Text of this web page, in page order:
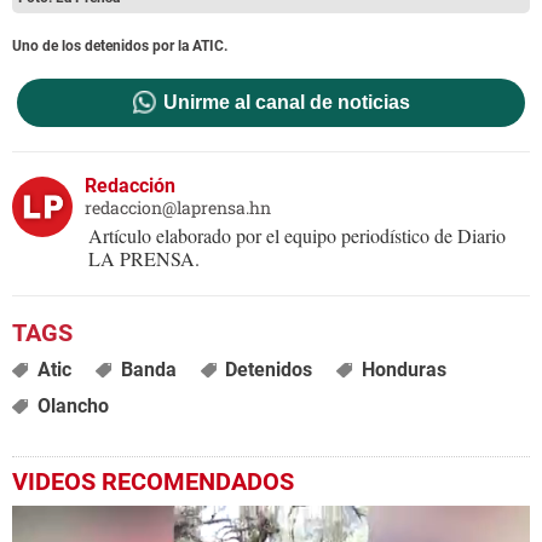
Uno de los detenidos por la ATIC.
Unirme al canal de noticias
Redacción
redaccion@laprensa.hn
Artículo elaborado por el equipo periodístico de Diario
LA PRENSA.
Atic Banda Detenidos
Honduras
Olancho
VIDEOS RECOMENDADOS